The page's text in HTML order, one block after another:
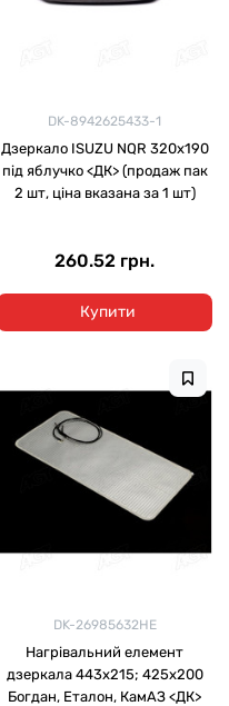
DK-8942625433-1
Дзеркало ISUZU NQR 320х190
під яблучко <ДК> (продаж пак
2 шт, ціна вказана за 1 шт)
260.52 грн.
Купити
DK-26985632HE
Нагрівальний елемент
дзеркала 443х215; 425х200
Богдан, Еталон, КамАЗ <ДК>